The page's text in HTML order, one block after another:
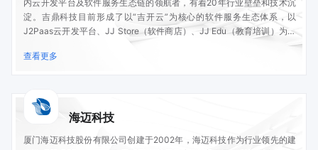
内云开发平台及软件服务生态链的领航者，有着20年行业壁垒和技术沉
淀。吉鼎科技目前形成了以“吉开云”为核心的软件服务生态体系，以
J2Paas云开发平台、JJ Store（软件商店）、JJ Edu（教育培训）为核
心的产品体系，为企业提供专业、安全、稳定的软件技术服务及数字化解
决方案，业务全面涉及政企、商贸、金融、教育等各行各业。
查看更多
海迈科技
厦门海迈科技股份有限公司创建于2002年，海迈科技作为行业领先的建